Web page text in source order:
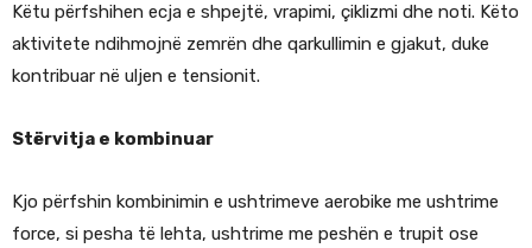
Këtu përfshihen ecja e shpejtë, vrapimi, çiklizmi dhe noti. Këto
aktivitete ndihmojnë zemrën dhe qarkullimin e gjakut, duke
kontribuar në uljen e tensionit.
Stërvitja e kombinuar
Kjo përfshin kombinimin e ushtrimeve aerobike me ushtrime
force, si pesha të lehta, ushtrime me peshën e trupit ose